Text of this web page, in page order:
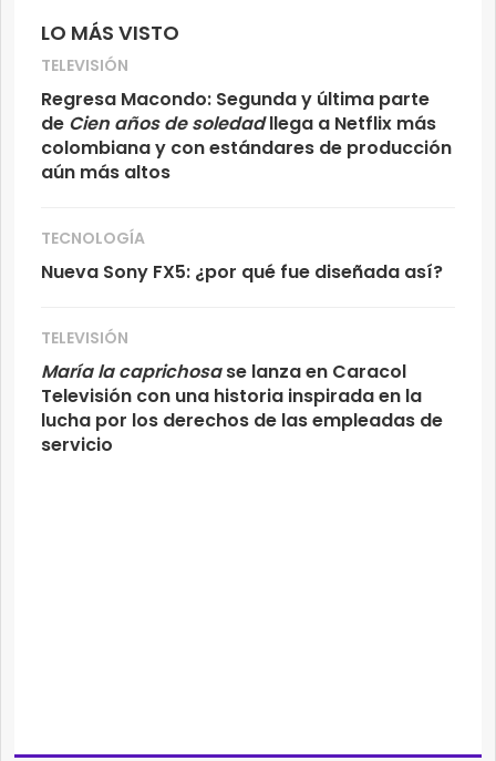
LO MÁS VISTO
TELEVISIÓN
Regresa Macondo: Segunda y última parte
de Cien años de soledadllega a Netflix más
colombiana y con estándares de producción
aún más altos
TECNOLOGÍA
Nueva Sony FX5: ¿por qué fue diseñada así?
TELEVISIÓN
María la caprichosase lanza en Caracol
Televisión con una historia inspirada en la
lucha por los derechos de las empleadas de
servicio